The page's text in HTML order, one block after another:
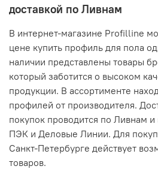
доставкой по Ливнам
В интернет-магазине Profilline
цене купить профиль для пола
наличии представлены товары
который заботится о высоком
продукции. В ассортименте
профилей от производителя.
покупок проводится по Ливнам
ПЭК и Деловые Линии. Для
Санкт-Петербурге действует
товаров.